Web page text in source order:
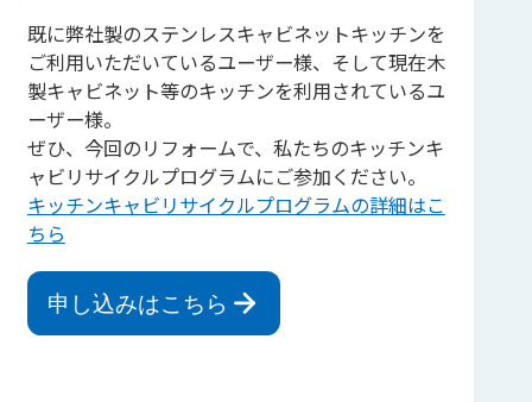
既に弊社製のステンレスキャビネットキッチンを
ご利用いただいているユーザー様、そして現在木
製キャビネット等のキッチンを利用されているユ
ーザー様。
ぜひ、今回のリフォームで、私たちのキッチンキ
ャビリサイクルプログラムにご参加ください。
キッチンキャビリサイクルプログラムの詳細はこ
ちら
申し込みはこちら